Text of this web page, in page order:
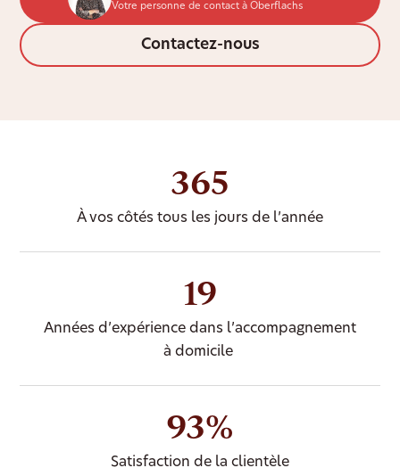
Votre personne de contact à Oberflachs
Contactez-nous
365
À vos côtés tous les jours de l’année
19
Années d’expérience dans l’accompagnement
à domicile
93%
Satisfaction de la clientèle